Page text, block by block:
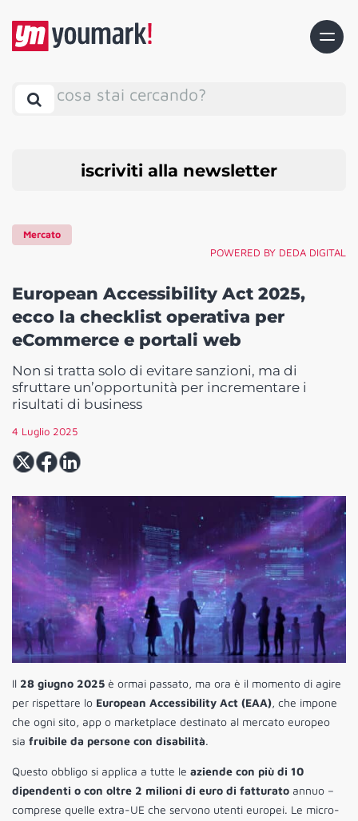
cosa stai cercando?
iscriviti alla newsletter
Mercato
POWERED BY DEDA DIGITAL
European Accessibility Act 2025,
ecco la checklist operativa per
eCommerce e portali web
Non si tratta solo di evitare sanzioni, ma di
sfruttare un’opportunità per incrementare i
risultati di business
4 Luglio 2025
Il 28 giugno 2025 è ormai passato, ma ora è il momento di agire
per rispettare lo European Accessibility Act (EAA), che impone
che ogni sito, app o marketplace destinato al mercato europeo
sia fruibile da persone con disabilità.
Questo obbligo si applica a tutte le aziende con più di 10
dipendenti o con oltre 2 milioni di euro di fatturato annuo –
comprese quelle extra-UE che servono utenti europei. Le micro-